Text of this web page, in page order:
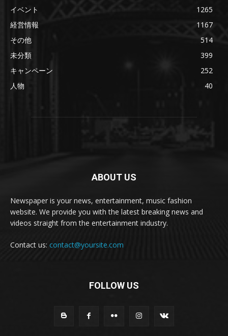
イベント
1265
経営情報
1167
その他
514
未分類
399
キャンペーン
252
人物
40
ABOUT US
Newspaper is your news, entertainment, music fashion
website. We provide you with the latest breaking news and
videos straight from the entertainment industry.
Contact us: contact@yoursite.com
FOLLOW US